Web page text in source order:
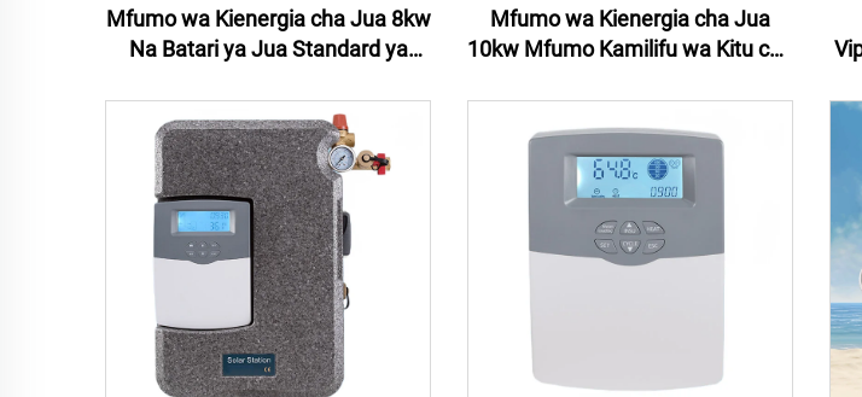
Mfumo wa Kienergia cha Jua 8kw
Na Batari ya Jua Standard ya
cha Jua cha Kiungo cha Uzito 8kw
kwa Tumia ya Nyumbani
Mfumo wa Kienergia cha Jua
10kw Mfumo Kamilifu wa Kitu cha
wa Kienergia cha Jua Mfumo wa
Paneli za Jua kwa Nyumbani
Mfumo wa Kienergia cha Jua
10kw